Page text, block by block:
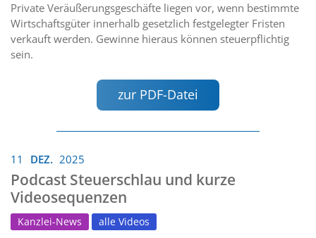
Private Veräußerungsgeschäfte liegen vor, wenn bestimmte
Wirtschaftsgüter innerhalb gesetzlich festgelegter Fristen
verkauft werden. Gewinne hieraus können steuerpflichtig
sein.
zur PDF-Datei
11 DEZ. 2025
Podcast Steuerschlau und kurze
Videosequenzen
Kanzlei-News alle Videos